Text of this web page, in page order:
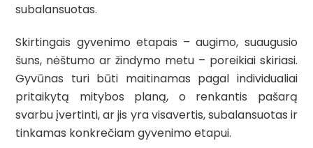
subalansuotas.
Skirtingais gyvenimo etapais – augimo, suaugusio
šuns, nėštumo ar žindymo metu – poreikiai skiriasi.
Gyvūnas turi būti maitinamas pagal individualiai
pritaikytą mitybos planą, o renkantis pašarą
svarbu įvertinti, ar jis yra visavertis, subalansuotas ir
tinkamas konkrečiam gyvenimo etapui.